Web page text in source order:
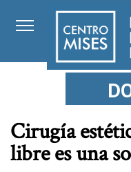
Cirugía
libre es una